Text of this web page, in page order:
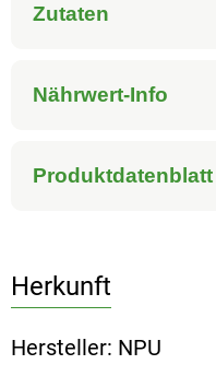
Zutaten
Nährwert-Info
Produktdatenblatt
Herkunft
Hersteller: NPU